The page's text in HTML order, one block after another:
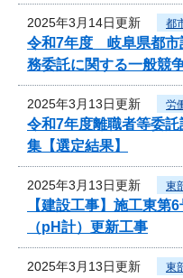
2025年3月14日更新 都
令和7年度 岐阜県都市
務委託に関する一般競
2025年3月13日更新 労
令和7年度離職者等委
集【選定結果】
2025年3月13日更新 東
【建設工事】施工東第
（pH計）更新工事
2025年3月13日更新 東